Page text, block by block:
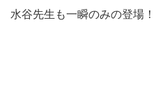
水谷先生も一瞬のみの登場！